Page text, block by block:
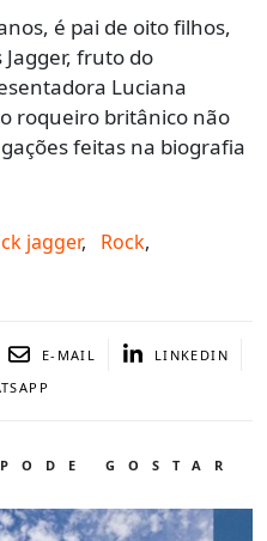
é pai de oito filhos,
fruto do
Luciana
roqueiro britânico não
feitas na biografia
jagger, Rock,
E-MAIL
LINKEDIN
GOSTAR